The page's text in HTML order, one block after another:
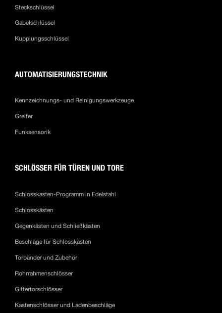
Steckschlüssel
Gabelschlüssel
Kupplungsschlüssel
AUTOMATISIERUNGSTECHNIK
Kennzeichnungs- und Reinigungswerkzeuge
Greifer
Funksensorik
SCHLÖSSER FÜR TÜREN UND TORE
Schlosskasten-Programm in Edelstahl
Schlosskästen
Gegenkästen und Schließkästen
Beschläge für Schlosskästen
Torbänder und Zubehör
Rohrrahmenschlösser
Gittertorschlösser
Kastenschlösser und Ladenbeschläge